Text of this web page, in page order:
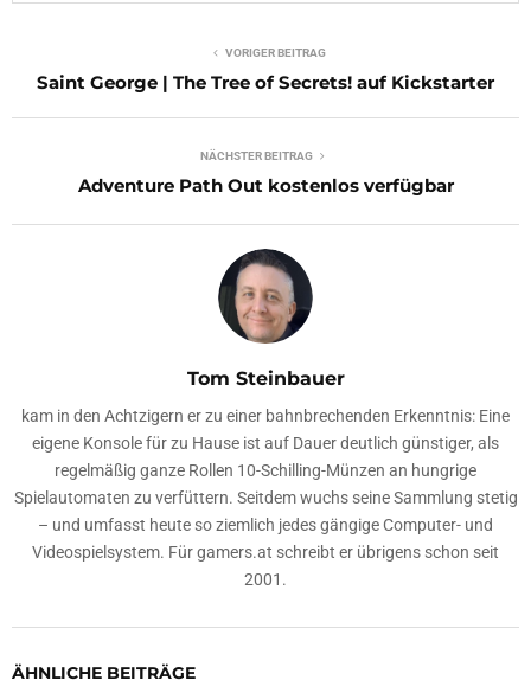
VORIGER BEITRAG
Saint George | The Tree of Secrets! auf Kickstarter
NÄCHSTER BEITRAG
Adventure Path Out kostenlos verfügbar
Tom Steinbauer
kam in den Achtzigern er zu einer bahnbrechenden Erkenntnis: Eine
eigene Konsole für zu Hause ist auf Dauer deutlich günstiger, als
regelmäßig ganze Rollen 10-Schilling-Münzen an hungrige
Spielautomaten zu verfüttern. Seitdem wuchs seine Sammlung stetig
– und umfasst heute so ziemlich jedes gängige Computer- und
Videospielsystem. Für gamers.at schreibt er übrigens schon seit
2001.
ÄHNLICHE BEITRÄGE